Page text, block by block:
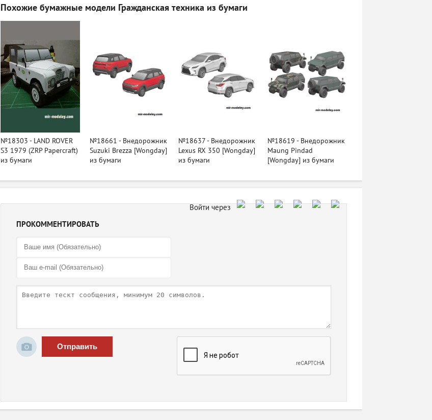
Похожие бумажные модели Гражданская техника из бумаги
№18303 - LAND ROVER
S3 1979 (ZRP Papercraft)
из бумаги
№18661 - Внедорожник
Suzuki Brezza [Wongday]
из бумаги
№18637 - Внедорожник
Lexus RX 350 [Wongday]
из бумаги
№18619 - Внедорожник
Maung Pindad
[Wongday] из бумаги
ПРОКОММЕНТИРОВАТЬ
Отправить